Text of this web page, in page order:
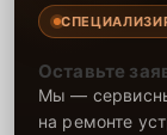
Оставьте
Мы —
на ремонте